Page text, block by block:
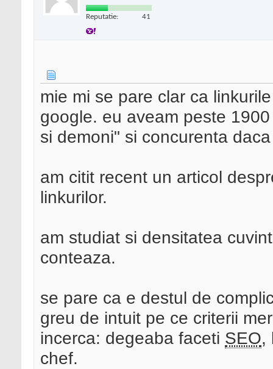
Reputatie: 41
mie mi se pare clar ca
google. eu aveam peste
si demoni" si concurenta
am citit recent un articol
linkurilor.
am studiat si densitatea
conteaza.
se pare ca e destul de
greu de intuit pe ce criterii
incerca: degeaba faceti SEO,
chef.